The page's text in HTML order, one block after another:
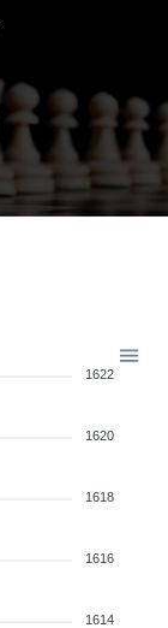
1622
1620
1618
1616
1614